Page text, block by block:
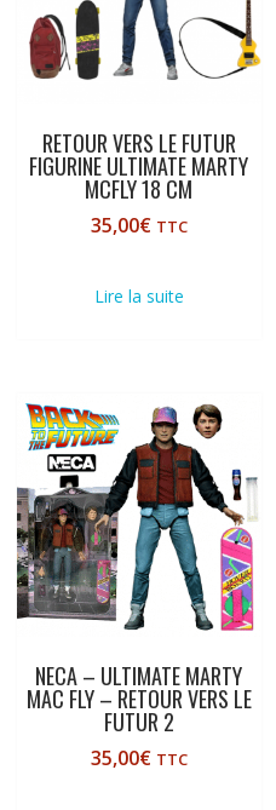
RETOUR VERS LE FUTUR
FIGURINE ULTIMATE MARTY
MCFLY 18 CM
35,00€ TTC
Lire la suite
NECA – ULTIMATE MARTY
MAC FLY – RETOUR VERS LE
FUTUR 2
35,00€ TTC